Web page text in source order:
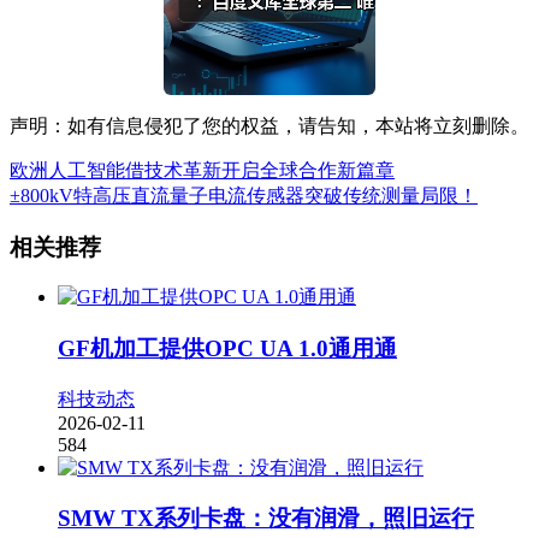
声明：如有信息侵犯了您的权益，请告知，本站将立刻删除。
欧洲人工智能借技术革新开启全球合作新篇章
±800kV特高压直流量子电流传感器突破传统测量局限！
相关推荐
GF机加工提供OPC UA 1.0通用通
科技动态
2026-02-11
584
SMW TX系列卡盘：没有润滑，照旧运行